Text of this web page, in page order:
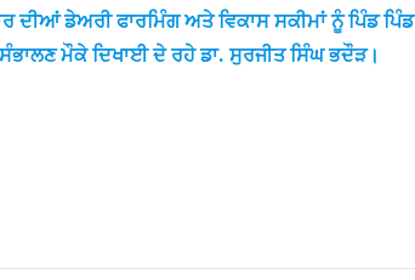
ਡੇਅਰੀ ਫਾਰਮਿੰਗ ਅਤੇ ਵਿਕਾਸ ਸਕੀਮਾਂ ਨੂੰ ਪਿੰਡ
ਮੌਕੇ ਦਿਖਾਈ ਦੇ ਰਹੇ ਡਾ. ਸੁਰਜੀਤ ਸਿੰਘ ਭਦੌੜ।